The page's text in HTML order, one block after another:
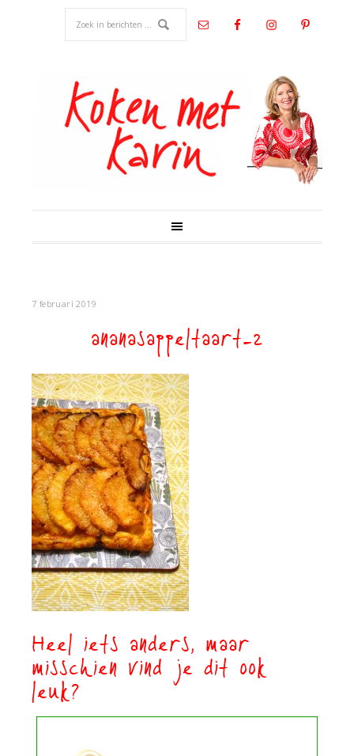
7 februari 2019
ananasappeltaart-2
Heel iets anders, maar
misschien vind je dit ook
leuk?